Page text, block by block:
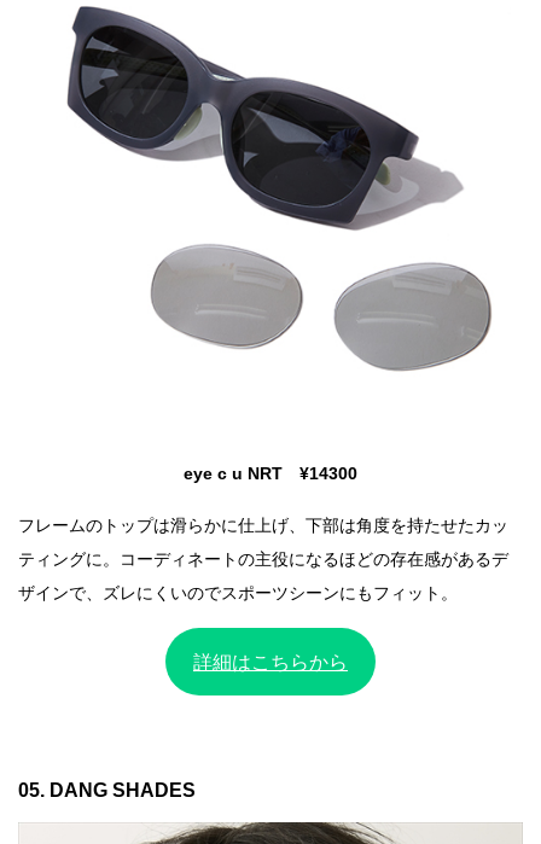
eye c u NRT ¥14300
フレームのトップは滑らかに仕上げ、下部は角度を持たせたカッ
ティングに。コーディネートの主役になるほどの存在感があるデ
ザインで、ズレにくいのでスポーツシーンにもフィット。
詳細はこちらから
05. DANG SHADES